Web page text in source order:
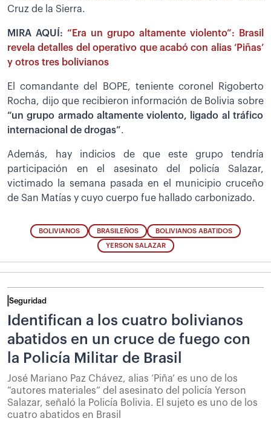
Cruz de la Sierra.
MIRA AQUÍ: “Era un grupo altamente violento”: Brasil
revela detalles del operativo que acabó con alias ‘Piñas’
y otros tres bolivianos
El comandante del BOPE, teniente coronel Rigoberto
Rocha, dijo que recibieron información de Bolivia sobre
“un grupo armado altamente violento, ligado al tráfico
internacional de drogas”.
Además, hay indicios de que este grupo tendría
participación en el asesinato del policía Salazar,
victimado la semana pasada en el municipio cruceño
de San Matías y cuyo cuerpo fue hallado carbonizado.
BOLIVIANOS BRASILEÑOS BOLIVIANOS ABATIDOS
YERSON SALAZAR
Seguridad
Identifican a los cuatro bolivianos
abatidos en un cruce de fuego con
la Policía Militar de Brasil
José Mariano Paz Chávez, alias ‘Piña’ es uno de los
“autores materiales” del asesinato del policía Yerson
Salazar, señaló la Policía Bolivia. El sujeto es uno de los
cuatro abatidos en Brasil